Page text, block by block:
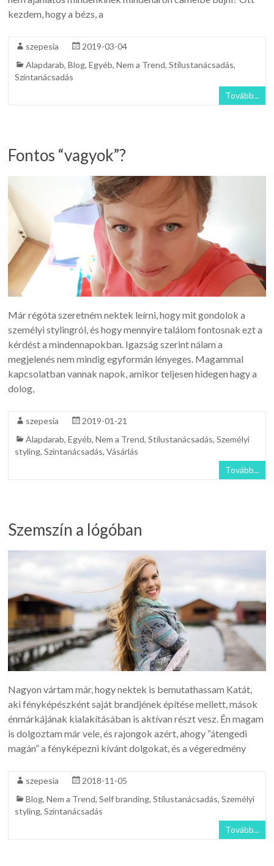
kezdem, hogy a bézs, a
szepesia
2019-03-04
Alapdarab,Blog,Egyéb,Nem a Trend,Stílustanácsadás,
Színtanácsadás
Tovább...
Fontos “vagyok”?
Már régóta szeretném nektek leírni, hogy mit gondolok a
személyi stylingról, és hogy mennyire találom fontosnak ezt a
kérdést a mindennapokban. Igazság szerint nálam a
megjelenés nem mindig egyformán lényeges. Magammal
kapcsolatban vannak napok, amikor teljesen hidegen hagy a
dolog,
szepesia
2019-01-21
Alapdarab,Egyéb,Nem a Trend,Stílustanácsadás,Személyi
styling,Színtanácsadás,Vásárlás
Tovább...
Szemszín a lógóban
Nagyon vártam már, hogy nektek is bemutathassam Katát,
aki fényképészként saját brandjének építése mellett, mások
énmárkájának kialakításában is aktívan részt vesz. Én magam
is dolgoztam már vele, és rajongok azért, ahogy “átengedi
magán” a fényképezni kívánt dolgokat, és a végeredmény
szepesia
2018-11-05
Blog,Nem a Trend,Self branding,Stílustanácsadás,Személyi
styling,Színtanácsadás
Tovább...